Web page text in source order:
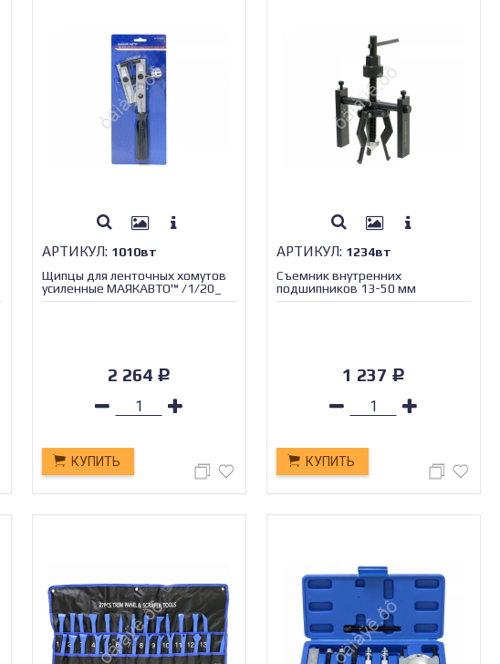
АРТИКУЛ: 1010вт
Щипцы для ленточных хомутов
усиленные МАЯКАВТО™ /1/20_
2 264 Р
КУПИТЬ
АРТИКУЛ: 1234вт
Съемник внутренних
подшипников 13-50 мм
МАЯКАВТО™ /1/20_
1 237 Р
КУПИТЬ